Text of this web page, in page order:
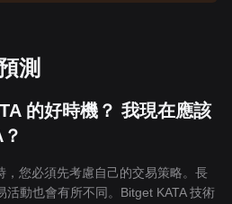
測
的好時機？ 我現在應該
，您必須先考慮自己的交易策略。長
動也會有所不同。Bitget KATA 技術